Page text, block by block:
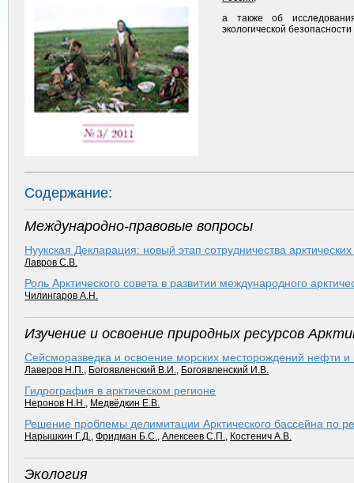
а также об
экологической
Содержание:
Международно-правовые вопросы
Нуукская Декларация: новый этап сотрудничества арктических
Лавров С.В.
Роль Арктического совета в развитии международного
Чилингаров А.Н.
Изучение и освоение природных ресурсов
Сейсморазведка и освоение морских месторождений нефти и
Лаверов Н.П., Богоявленский В.И., Богоявленский И.В.
Гидрография в арктическом регионе
Неронов Н.Н., Медвёдкин Е.В.
Решение проблемы делимитации Арктического бассейна по
Нарышкин Г.Д., Фридман Б.С., Алексеев С.П., Костенич А.В.
Экология